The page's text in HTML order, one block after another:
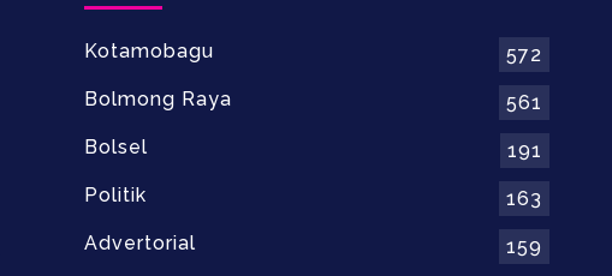
Kotamobagu
572
Bolmong Raya
561
Bolsel
191
Politik
163
Advertorial
159